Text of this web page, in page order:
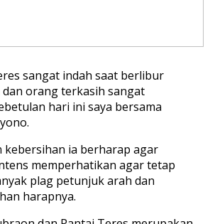
sangat indah saat berlibur
orang terkasih sangat
hari ini saya bersama
kebersihan ia berharap agar
memperhatikan agar tetap
plag petunjuk arah dan
harapnya.